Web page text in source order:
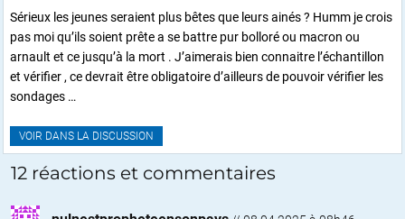
Sérieux les jeunes seraient plus bêtes que leurs ainés ? Humm je crois
pas moi qu’ils soient prête a se battre pur bolloré ou macron ou
arnault et ce jusqu’à la mort . J’aimerais bien connaitre l’échantillon
et vérifier , ce devrait être obligatoire d’ailleurs de pouvoir vérifier les
sondages …
VOIR DANS LA DISCUSSION
12 réactions et commentaires